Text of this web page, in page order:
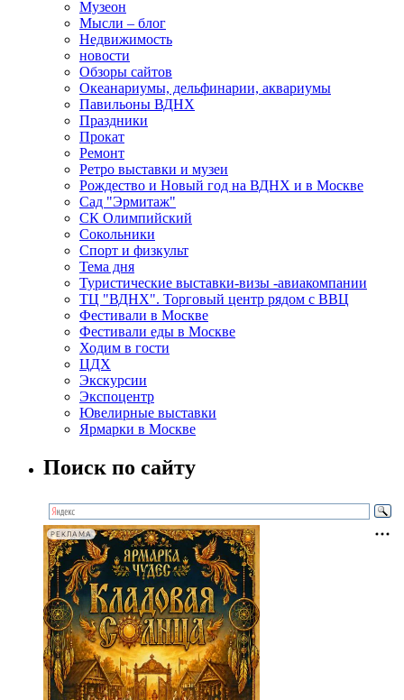
Музеон
Мысли – блог
Недвижимость
новости
Обзоры сайтов
Океанариумы, дельфинарии, аквариумы
Павильоны ВДНХ
Праздники
Прокат
Ремонт
Ретро выставки и музеи
Рождество и Новый год на ВДНХ и в Москве
Сад "Эрмитаж"
СК Олимпийский
Сокольники
Спорт и физкульт
Тема дня
Туристические выставки-визы -авиакомпании
ТЦ "ВДНХ". Торговый центр рядом с ВВЦ
Фестивали в Москве
Фестивали еды в Москве
Ходим в гости
ЦДХ
Экскурсии
Экспоцентр
Ювелирные выставки
Ярмарки в Москве
Поиск по сайту
РЕКЛАМА